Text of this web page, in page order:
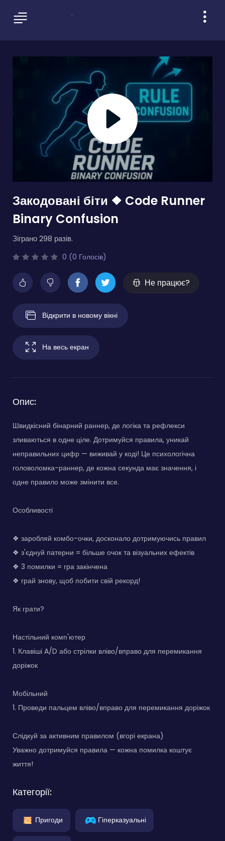
Закодовані біти ❖ Code Runner
Binary Confusion
Зіграно 298 разів.
0 (0 Голосів)
Не працює?
Відкрити в новому вікні
На весь екран
Опис:
Швидкісний бінарний раннер, де логіка та рефлекси
зливаються в одне ціле. Дотримуйся правила, уникай
неправильних цифр — виживай у коді! Це психологічна
головоломка-раннер, де кожна секунда має значення, і
одне правило може змінити все.
Особливості
❖ заробляй комбо-очки, досконало дотримуючись правил
❖ з'єднуй патерни = більше очок та візуальних ефектів
❖ 3 помилки = гра закінчена
❖ грай знову, щоб побити свій рекорд!
Як грати?
Настільний комп'ютер
1. Клавіші A/D або стрілки вліво/вправо для перемикання
доріжок
Мобільний
1. Проведи пальцем вліво/вправо для перемикання доріжок
Слідкуй за активним правилом (вгорі екрана)
Уважно дотримуйся правила — кожна помилка коштує
життя!
Категорії:
Пригоди Гіперказуальні